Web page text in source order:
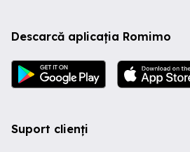
Descarcă aplicația Romimo
Suport clienți